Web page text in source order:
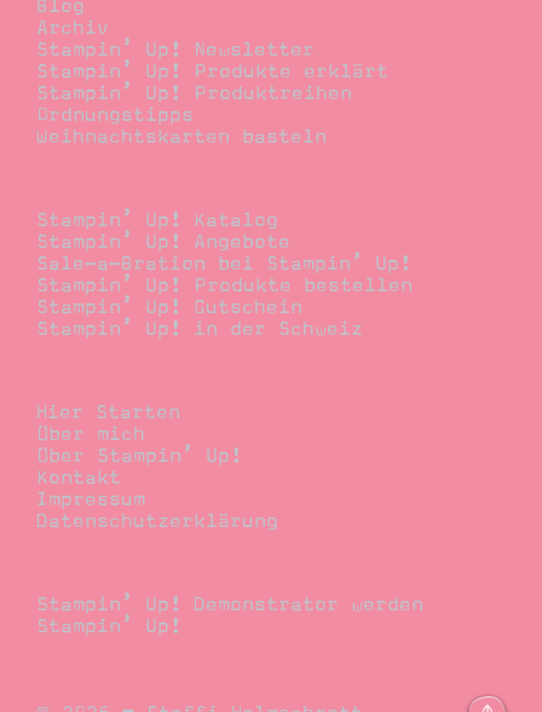
Blog
Archiv
Stampin’ Up! Newsletter
Stampin’ Up! Produkte erklärt
Stampin’ Up! Produktreihen
Ordnungstipps
Weihnachtskarten basteln
Stampin’ Up! Katalog
Stampin’ Up! Angebote
Sale-a-Bration bei Stampin’ Up!
Stampin’ Up! Produkte bestellen
Stampin’ Up! Gutschein
Stampin’ Up! in der Schweiz
Hier Starten
Über mich
Über Stampin’ Up!
Kontakt
Impressum
Datenschutzerklärung
Stampin’ Up! Demonstrator werden
Stampin’ Up!